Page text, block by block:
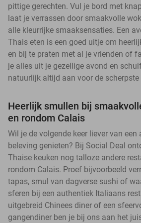
pittige gerechten. Vul je bord met
laat je verrassen door smaakvolle
alle kleurrijke smaaksensaties. Een
Thais eten is een goed uitje om
en bij te praten met al je vrienden of
je alles uit je gezellige avond en
natuurlijk altijd aan voor de scherpste
Heerlijk smullen bij
en rondom Calais
Wil je de volgende keer liever van een
beleving genieten? Bij Social Deal
Thaise keuken nog talloze andere
rondom Calais. Proef bijvoorbeeld
tapas, smul van dagverse sushi of
sferen bij een authentiek Italiaans
uitgebreid Chinees diner of een
gangendiner ben je bij ons aan het